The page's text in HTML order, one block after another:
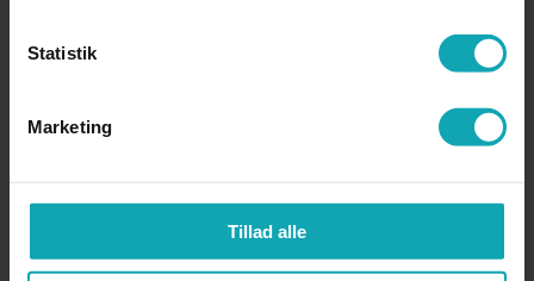
Statistik
Marketing
Tillad alle
Kontaktlærer HHX og EUD
Krænkende adfærd